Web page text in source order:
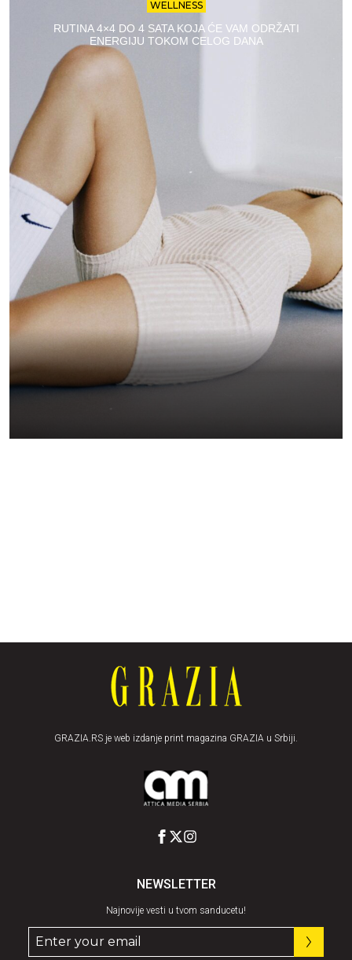
WELLNESS
RUTINA 4×4 DO 4 SATA KOJA ĆE VAM ODRŽATI
ENERGIJU TOKOM CELOG DANA
GRAZIA.RS je web izdanje print magazina GRAZIA u Srbiji.
NEWSLETTER
Najnovije vesti u tvom sanducetu!